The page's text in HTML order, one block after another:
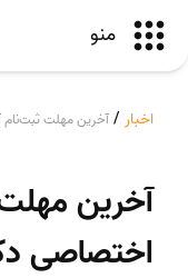
منو
اخبار / آخرین مهلت ثبت‌نام آزمون
آخرین